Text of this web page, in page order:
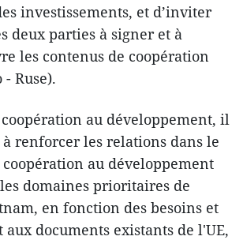
investissements, et d’inviter
deux parties à signer et à
les contenus de coopération
Ruse).
au développement, il
renforcer les relations dans le
au développement
domaines prioritaires de
en fonction des besoins et
documents existants de l'UE,